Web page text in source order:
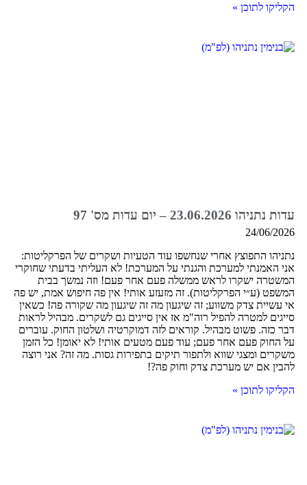
הקליקו לתוכן »
עדות נתניהו 23.06.2026 – יום עדות מס' 97
24/06/2026
נתניהו התפוצץ אחרי שנחשפו עוד הטעיות ושקרים של הפרקליטות:
אני האמנתי למערכת והגנתי על המערכת! לא העליתי בדעתי שחוקרי
המשטרה ישקרו לראש ממשלה פעם אחר פעם! וזה נמשך בבית
המשפט (ע״י הפרקליטות). זה מזעזע אותי! אין פה חיפוש אמת, יש פה
אי עשיית צדק משווע; זה שיגעון מה זה שיגעון מה שקורה פה! כשאין
סייגים למטרה להפיל רוה"מ אז אין סייגים גם לשקרים. מבהיל לראות
דבר כזה. פשוט מבהיל. קוראים לזה דמוקרטיה ושלטון החוק. עוברים
על החוק פעם אחר פעם; עוד פעם מטעים אותי! לא יאומן! כל הזמן
משקרים ומצגי שווא ולתפור תיקים בתפירות גסות. מה זה? אני רוצה
להבין אם יש מערכת צדק וחוק פה?!
הקליקו לתוכן »